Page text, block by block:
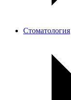
Стоматология